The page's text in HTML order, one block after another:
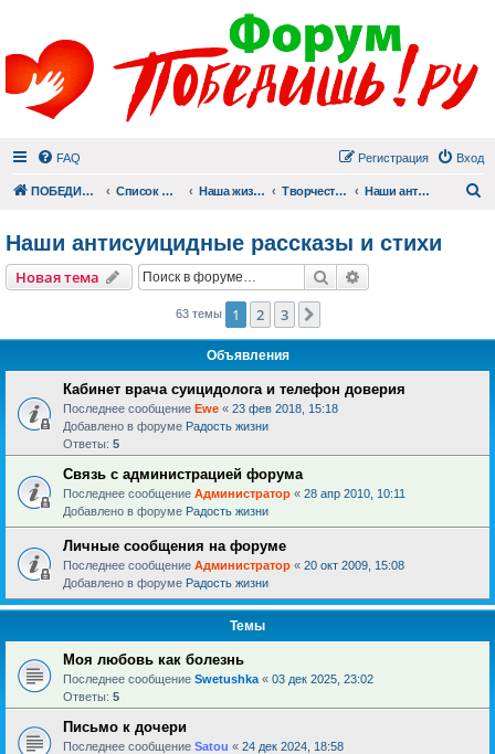
FAQ Вход
Регистрация
ПОБЕДИШЬ.РУ Список форумов Наша жизнь (не всё же о суициде!) Творчество Наши антисуицидные рассказы и стихи
Наши антисуицидные рассказы и стихи
Новая тема Поиск
63 темы 1 2 3
Объявления
Кабинет врача суицидолога и телефон доверия
Последнее сообщение Ewe « 23 фев 2018, 15:18
Добавлено в форуме Радость жизни
Ответы: 5
Связь с администрацией форума
Последнее сообщение Администратор « 28 апр 2010, 10:11
Добавлено в форуме Радость жизни
Личные сообщения на форуме
Последнее сообщение Администратор « 20 окт 2009, 15:08
Добавлено в форуме Радость жизни
Темы
Моя любовь как болезнь
Последнее сообщение Swetushka « 03 дек 2025, 23:02
Ответы: 5
Письмо к дочери
Последнее сообщение Satou « 24 дек 2024, 18:58